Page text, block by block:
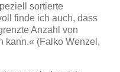
sortierte
finde ich auch, dass
Anzahl von
kann.« (Falko Wenzel,